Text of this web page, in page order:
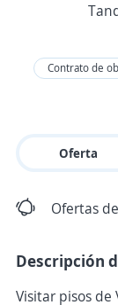
Contrato de
Oferta
Ofertas
Descripción
Visitar pisos de